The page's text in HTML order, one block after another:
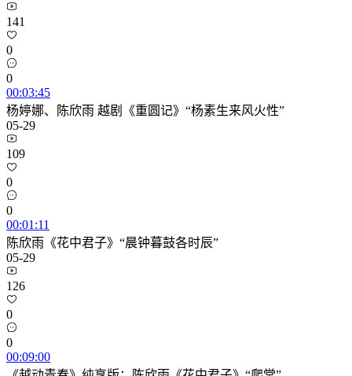
141
0
0
00:03:45
杨婷娜、陈欣雨 越剧《重圆记》“杨素生来风火性”
05-29
109
0
0
00:01:11
陈欣雨《花中君子》“晨钟暮鼓各时辰”
05-29
126
0
0
00:09:00